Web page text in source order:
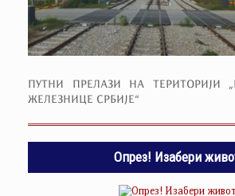
ПУТНИ ПРЕЛАЗИ НА ТЕРИТОРИЈИ
ЖЕЛЕЗНИЦЕ СРБИЈЕ“
Опрез! Изабери